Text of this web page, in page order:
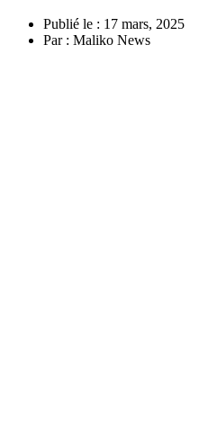
Publié le : 17 mars, 2025
Par : Maliko News